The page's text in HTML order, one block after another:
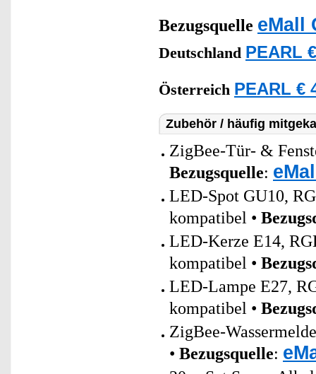
Bezugsquelle eMall
Deutschland PEARL
Österreich PEARL €
Zubehör / häufig
ZigBee-Tür- &
Bezugsquelle:
LED-Spot GU10,
kompatibel •
LED-Kerze E14,
kompatibel •
LED-Lampe E27,
kompatibel •
ZigBee-
• Bezugsquelle: